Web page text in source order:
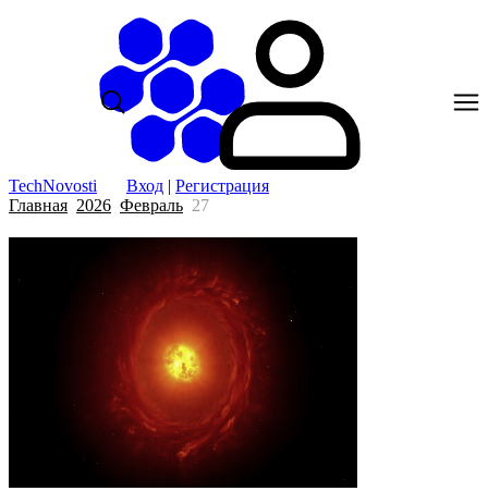
TechNovosti Вход | Регистрация
Главная 2026 Февраль 27